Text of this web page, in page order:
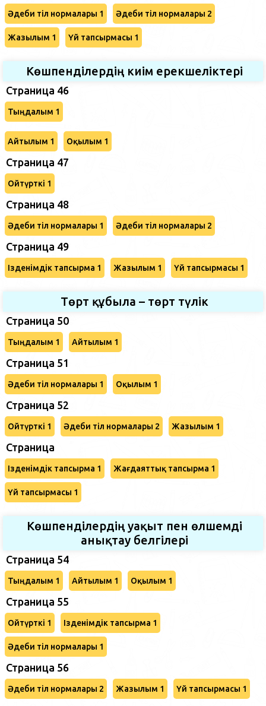
Әдеби тіл нормалары 1 Әдеби тіл нормалары 2
Жазылым 1 Үй тапсырмасы 1
Көшпенділердің киім ерекшеліктері
Страница 46
Тыңдалым 1
Айтылым 1 Оқылым 1
Страница 47
Ойтүрткі 1
Страница 48
Әдеби тіл нормалары 1 Әдеби тіл нормалары 2
Страница 49
Ізденімдік тапсырма 1 Жазылым 1 Үй тапсырмасы 1
Төрт құбыла – төрт түлік
Страница 50
Тыңдалым 1 Айтылым 1
Страница 51
Әдеби тіл нормалары 1 Оқылым 1
Страница 52
Ойтүрткі 1 Әдеби тіл нормалары 2 Жазылым 1
Страница
Ізденімдік тапсырма 1 Жағдаяттық тапсырма 1
Үй тапсырмасы 1
Көшпенділердің уақыт пен өлшемді
анықтау белгілері
Страница 54
Тыңдалым 1 Айтылым 1 Оқылым 1
Страница 55
Ойтүрткі 1 Ізденімдік тапсырма 1
Әдеби тіл нормалары 1
Страница 56
Әдеби тіл нормалары 2 Жазылым 1 Үй тапсырмасы 1